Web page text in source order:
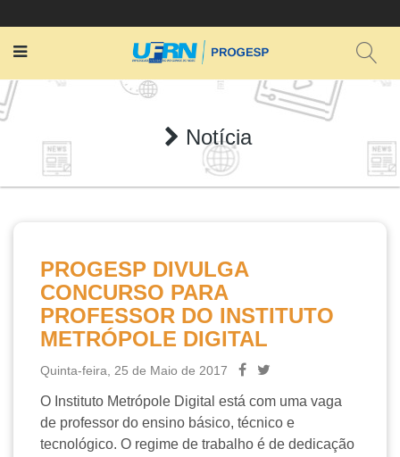
Notícia
PROGESP DIVULGA
CONCURSO PARA
PROFESSOR DO INSTITUTO
METRÓPOLE DIGITAL
Quinta-feira, 25 de Maio de 2017
O Instituto Metrópole Digital está com uma vaga
de professor do ensino básico, técnico e
tecnológico. O regime de trabalho é de dedicação